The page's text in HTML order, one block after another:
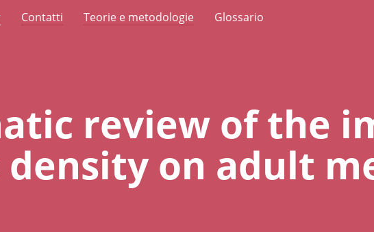
Contatti Teorie e metodologie Glossario
review of the
on adult